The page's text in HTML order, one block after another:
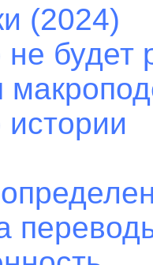
(2024)
будет